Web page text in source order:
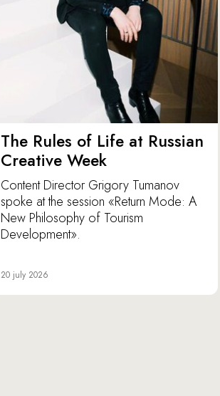
The Rules of Life at Russian
Creative Week
Content Director Grigory Tumanov
spoke at the session «Return Mode: A
New Philosophy of Tourism
Development».
20 july 2026